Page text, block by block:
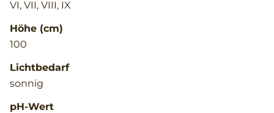
VI, VII, VIII, IX
Höhe (cm)
100
Lichtbedarf
sonnig
pH-Wert